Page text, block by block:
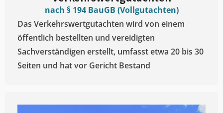
nach § 194 BauGB (Vollgutachten)
Das Verkehrswertgutachten wird von einem
öffentlich bestellten und vereidigten
Sachverständigen erstellt, umfasst etwa 20 bis 30
Seiten und hat vor Gericht Bestand